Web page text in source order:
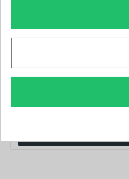
aereo
114,00 € -1,90 €